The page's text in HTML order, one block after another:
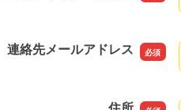
連絡先メールアドレス